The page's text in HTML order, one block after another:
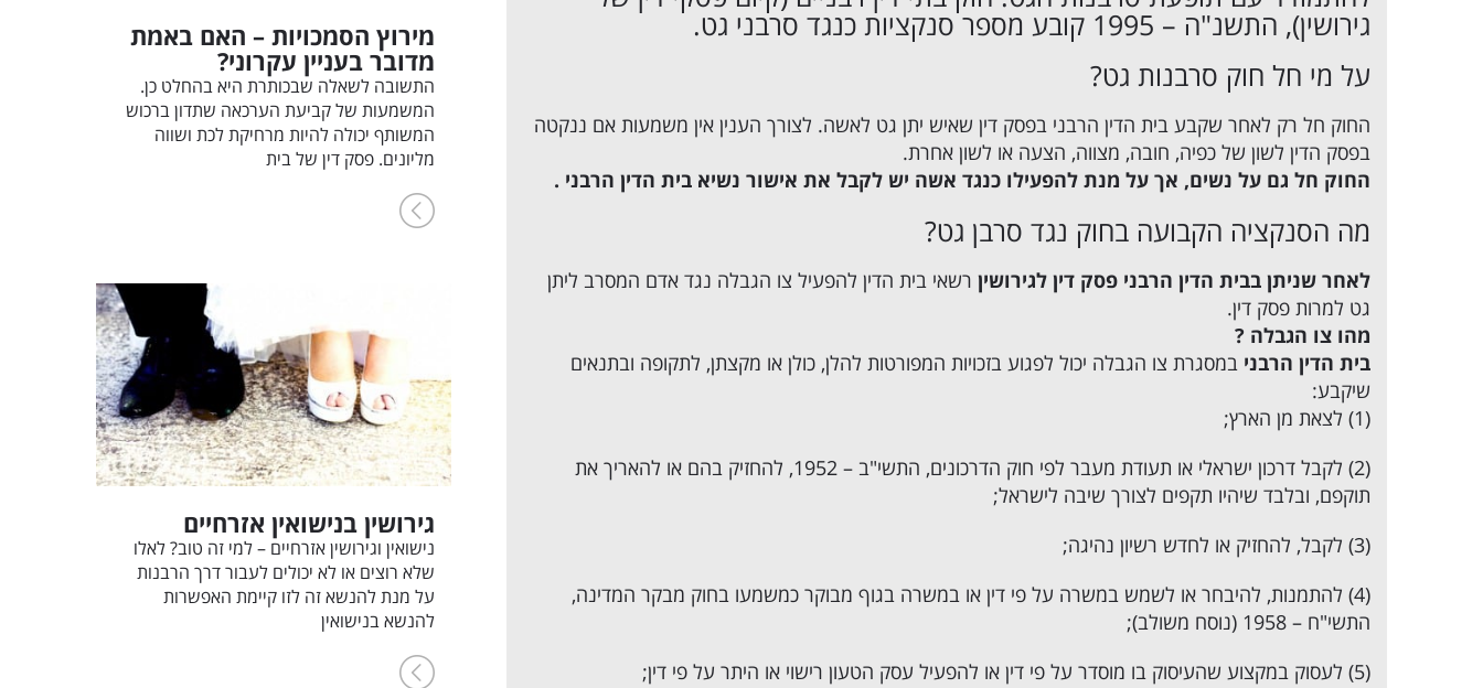
מירוץ הסמכויות – האם באמת
מדובר בעניין עקרוני?
התשובה לשאלה שבכותרת היא בהחלט כן.
המשמעות של קביעת הערכאה שתדון ברכוש
המשותף יכולה להיות מרחיקת לכת ושווה
מליונים. פסק דין של בית
גירושין בנישואין אזרחיים
נישואין וגירושין אזרחיים – למי זה טוב? לאלו
שלא רוצים או לא יכולים לעבור דרך הרבנות
על מנת להנשא זה לזו קיימת האפשרות
להנשא בנישואין
גירושין), התשנ"ה – 1995 קובע מספר סנקציות כנגד סרבני גט.
על מי חל חוק סרבנות גט?
החוק חל רק לאחר שקבע בית הדין הרבני בפסק דין שאיש יתן גט לאשה. לצורך הענין אין משמעות אם ננקטה
בפסק הדין לשון של כפיה, חובה, מצווה, הצעה או לשון אחרת.
החוק חל גם על נשים, אך על מנת להפעילו כנגד אשה יש לקבל את אישור נשיא בית הדין הרבני .
מה הסנקציה הקבועה בחוק נגד סרבן גט?
לאחר שניתן בבית הדין הרבני פסק דין לגירושין רשאי בית הדין להפעיל צו הגבלה נגד אדם המסרב ליתן
גט למרות פסק דין.
מהו צו הגבלה ?
בית הדין הרבני במסגרת צו הגבלה יכול לפגוע בזכויות המפורטות להלן, כולן או מקצתן, לתקופה ובתנאים
שיקבע:
(1) לצאת מן הארץ;
(2) לקבל דרכון ישראלי או תעודת מעבר לפי חוק הדרכונים, התשי"ב – 1952, להחזיק בהם או להאריך את
תוקפם, ובלבד שיהיו תקפים לצורך שיבה לישראל;
(3) לקבל, להחזיק או לחדש רשיון נהיגה;
(4) להתמנות, להיבחר או לשמש במשרה על פי דין או במשרה בגוף מבוקר כמשמעו בחוק מבקר המדינה,
התשי"ח – 1958 (נוסח משולב);
(5) לעסוק במקצוע שהעיסוק בו מוסדר על פי דין או להפעיל עסק הטעון רישוי או היתר על פי דין;